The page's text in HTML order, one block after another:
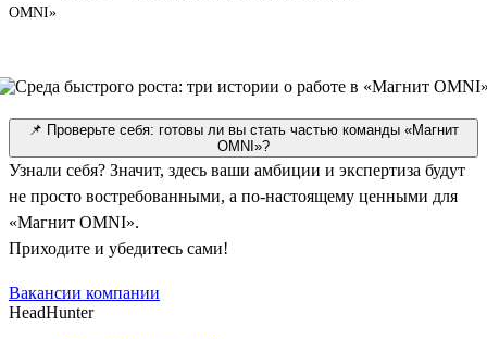
📌 Проверьте себя: готовы ли вы стать частью команды «Магнит
OMNI»?
Узнали себя? Значит, здесь ваши амбиции и экспертиза будут
не просто востребованными, а по-настоящему ценными для
«Магнит OMNI».
Приходите и убедитесь сами!
Вакансии компании
HeadHunter